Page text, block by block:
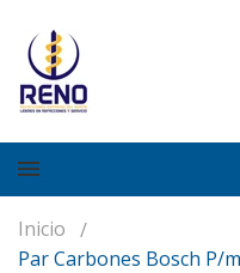
Inicio
Par Carbones Bosch P/